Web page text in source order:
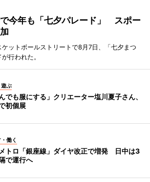
今年も「七夕パレード」 スポー
ットボールストリートで8月7日、「七夕まつ
行われた。
遊ぶ
んでも服にする」クリエーター塩川夏子さん、
初個展
働く
トロ「銀座線」ダイヤ改正で増発 日中は3
で運行へ